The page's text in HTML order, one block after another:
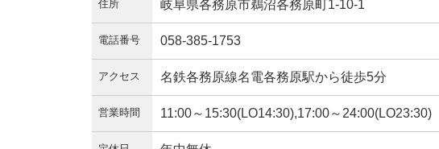
住所 岐阜県各務原市鵜沼各務原町1-10-1
電話番号 058-385-1753
アクセス 名鉄各務原線名電各務原駅から徒歩5分
営業時間 11:00～15:30(LO14:30),17:00～24:00(LO23:30)